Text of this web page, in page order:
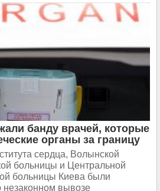
банду врачей, которые
органы за границу
сердца, Волынской
больницы и Центральной
больницы Киева были
вывозе